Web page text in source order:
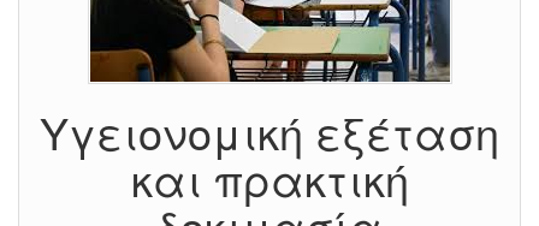
Υγειονομική εξέταση
και πρακτική